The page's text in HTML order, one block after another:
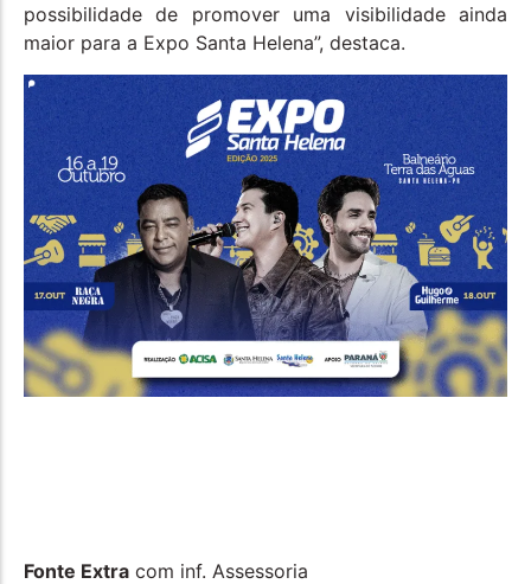
possibilidade de promover uma visibilidade ainda
maior para a Expo Santa Helena”, destaca.
Fonte Extra com inf. Assessoria